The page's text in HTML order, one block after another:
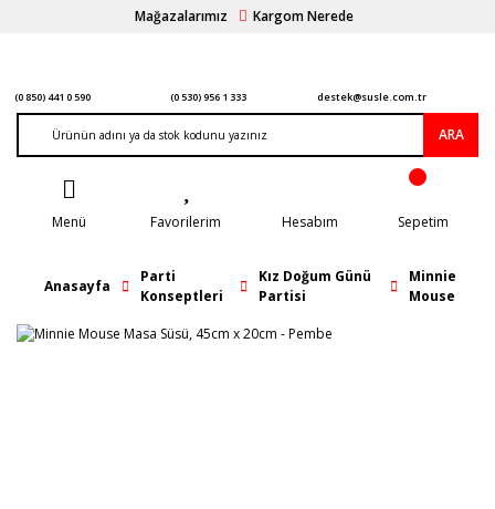
Mağazalarımız Kargom Nerede
(0 850) 441 0 590 (0 530) 956 1 333 destek@susle.com.tr
ARA
Menü Favorilerim Hesabım Sepetim
Anasayfa
Parti
Konseptleri
Kız Doğum Günü
Partisi
Minnie
Mouse